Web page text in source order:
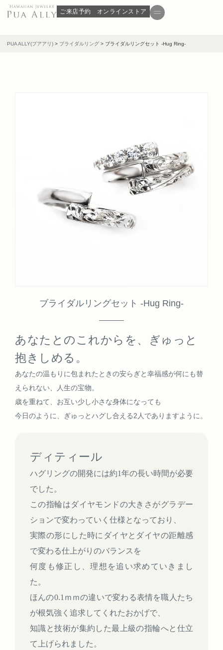
ご来店予約 オンラインストア
PUA ALLY(プアアリ) > ブライダルリング > ブライダルリングセット -Hug Ring-
ブライダルリングセット -Hug Ring-
あなたとのこれからを、ぎゅっと
抱きしめる。
あなたの温もりに包まれたときの安らぎと幸福感が何にも替
えられない、人生の宝物。
歳を重ねて、お互い少し小さな身体になっても
今日のように、ぎゅっとハグし合える2人でありますように。
ディティール
ハグリングの開発には約1年の長い時間が必要
でした。
この指輪はダイヤモンドの大きさがグラデー
ションで変わっていく仕様となっており、
実際の形にした時にダイヤとダイヤの距離感
で変わる仕上がりのバランスを
何度も修正し、理想を追い求めていきまし
た。
ほんの0.1ｍｍの違いで変わる表情を職人たち
が根気強く追求してくれたおかげで、
知識と技術が集約した最上級の指輪へと仕立
て上げられました。